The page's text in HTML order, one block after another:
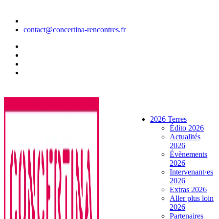
contenu
contact@concertina-rencontres.fr
2026 Terres
Édito 2026
Actualités
2026
Évènements
2026
Intervenant·es
2026
Extras 2026
Aller plus loin
2026
Partenaires